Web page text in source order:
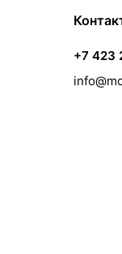
+7 423